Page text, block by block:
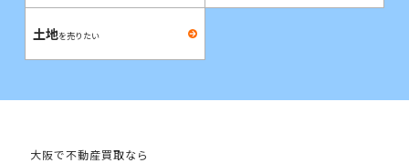
土地を売りたい
大阪で不動産買取なら